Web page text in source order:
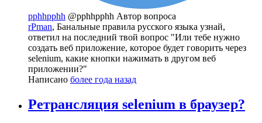
pphhpphh @pphhpphh Автор вопроса
rPman, Банальные правила русского языка узнай,
ответил на последний твой вопрос "Или тебе нужно
создать веб приложение, которое будет говорить через
selenium, какие кнопки нажимать в другом веб
приложении?"
Написано более года назад
Ретрансляция selenium в браузер?